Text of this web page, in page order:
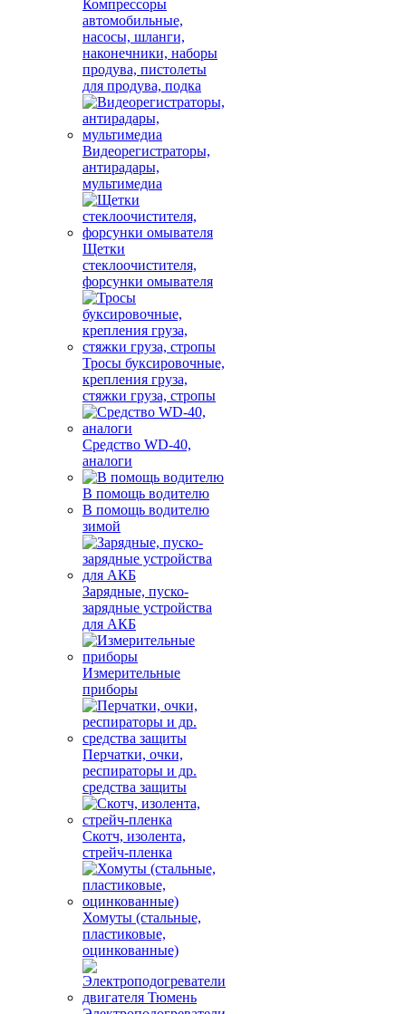
Компрессоры
автомобильные,
насосы, шланги,
наконечники, наборы
продува, пистолеты
для продува, подка
Видеорегистраторы,
антирадары,
мультимедиа
Щетки
стеклоочистителя,
форсунки омывателя
Тросы буксировочные,
крепления груза,
стяжки груза, стропы
Средство WD-40,
аналоги
В помощь водителю
В помощь водителю
зимой
Зарядные, пуско-
зарядные устройства
для АКБ
Измерительные
приборы
Перчатки, очки,
респираторы и др.
средства защиты
Скотч, изолента,
стрейч-пленка
Хомуты (стальные,
пластиковые,
оцинкованные)